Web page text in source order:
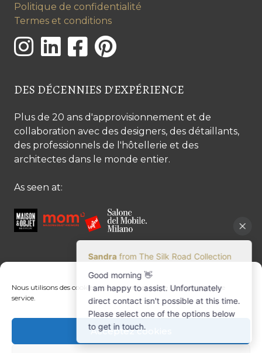
Nous utilisons des cookies pour optimiser notre site web et notre
service.
Acceptez cookies
Politique de confidentialité
Termes et conditions
DES DÉCENNIES D'EXPÉRIENCE
Plus de 20 ans d'approvisionnement et de
collaboration avec des designers, des détaillants,
des professionnels de l'hôtellerie et des
architectes dans le monde entier.
As seen at:
CONTACTEZ-NOUS
Contactez-nous
Margret Ressang:+32 (0)496 107 647
Sandra Mommen:+32 (0)475 26 43 98
info@tradingpartners-silkroad.com